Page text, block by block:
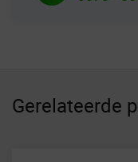
Gerelateerde